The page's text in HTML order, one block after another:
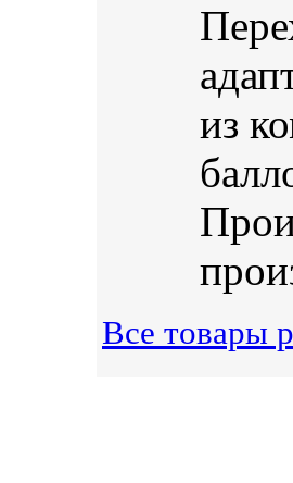
из
Все товары